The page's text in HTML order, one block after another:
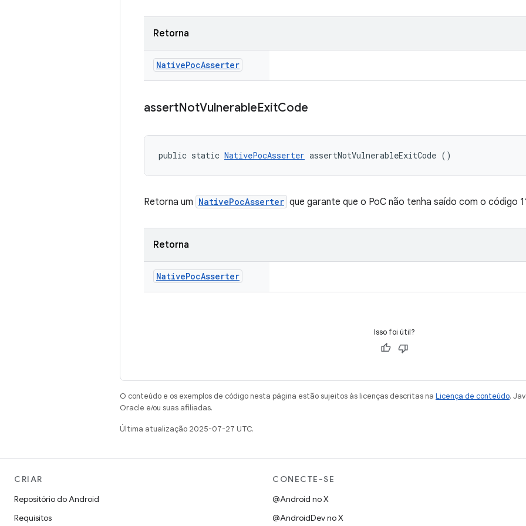
Retorna
NativePocAsserter
assertNotVulnerableExitCode
public static NativePocAsserter assertNotVulnerableExitCode ()
Retorna um NativePocAsserter que garante que o PoC não tenha saído com o código
Retorna
NativePocAsserter
Isso foi útil?
O conteúdo e os exemplos de código nesta página estão sujeitos às licenças descritas na Licença de conteúdo.
Oracle e/ou suas afiliadas.
Última atualização 2025-07-27 UTC.
CRIAR
Repositório do Android
Requisitos
CONECTE-SE
@Android no X
@AndroidDev no X